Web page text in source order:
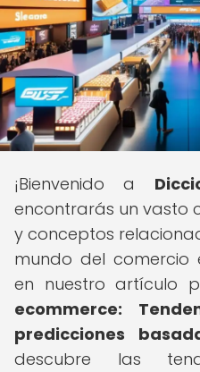
¡Bienvenido a
encontrarás un vasto
y conceptos
mundo del comercio
en nuestro artículo
ecommerce:
predicciones
descubre las